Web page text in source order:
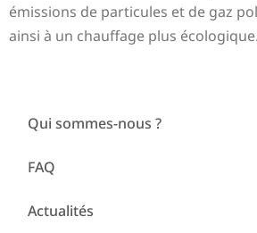
émissions de particules et de gaz
ainsi à un chauffage plus écologique.
Qui sommes-nous ?
FAQ
Actualités